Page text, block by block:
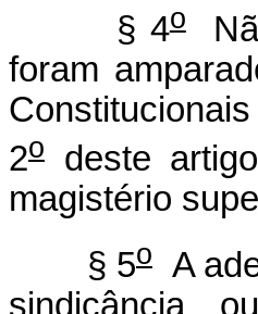
§ 4o
foram
2o
deste
magistério
§ 5o
A
sindicância